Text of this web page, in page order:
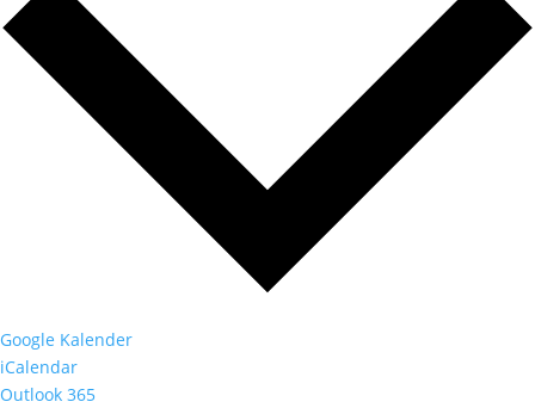
Google Kalender
iCalendar
Outlook 365